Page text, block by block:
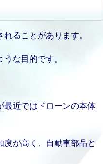
ることがあります。
な目的です。
最近ではドローンの本体
が高く、自動車部品と